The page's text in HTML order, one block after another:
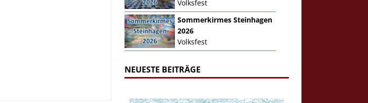
Volksfest
Sommerkirmes Steinhagen
2026
Volksfest
NEUESTE BEITRÄGE